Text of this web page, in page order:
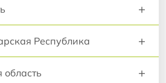
+
Республика +
+